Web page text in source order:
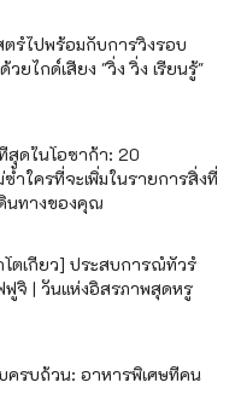
ตร์ไปพร้อมกับการวิ่งรอบ
ยไกด์เสียง "วิ่ง วิ่ง เรียนรู้"
ดในโอซาก้า: 20
ำใครที่จะเพิ่มในรายการสิ่งที่
นทางของคุณ
ตเกียว] ประสบการณ์ทัวร์
ฟูจิ | วันแห่งอิสรภาพสุดหรู
ครบถ้วน: อาหารพิเศษที่คน